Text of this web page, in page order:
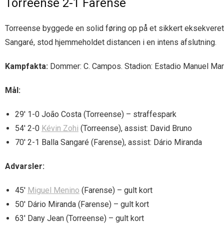
Torreense 2-1 Farense
Torreense byggede en solid føring op på et sikkert
Sangaré, stod hjemmeholdet distancen i en intens afslutning.
Kampfakta: Dommer: C. Campos. Stadion: Estadio Manuel
Mål:
29′ 1-0 João Costa (Torreense) – straffespark
54′ 2-0 Kévin Zohi (Torreense), assist: David Bruno
70′ 2-1 Balla Sangaré (Farense), assist: Dário Miranda
Advarsler:
45′ Miguel Menino (Farense) – gult kort
50′ Dário Miranda (Farense) – gult kort
63′ Dany Jean (Torreense) – gult kort